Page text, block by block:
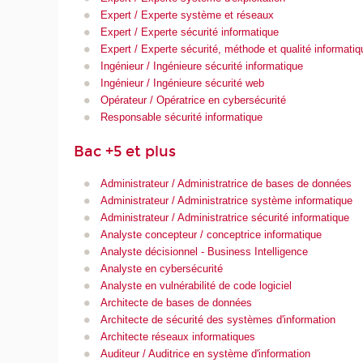
Expert / Experte système et réseaux
Expert / Experte sécurité informatique
Expert / Experte sécurité, méthode et qualité
Ingénieur / Ingénieure sécurité informatique
Ingénieur / Ingénieure sécurité web
Opérateur / Opératrice en cybersécurité
Responsable sécurité informatique
Bac +5 et plus
Administrateur / Administratrice de bases de données
Administrateur / Administratrice système informatique
Administrateur / Administratrice sécurité informatique
Analyste concepteur / conceptrice informatique
Analyste décisionnel - Business Intelligence
Analyste en cybersécurité
Analyste en vulnérabilité de code logiciel
Architecte de bases de données
Architecte de sécurité des systèmes d'information
Architecte réseaux informatiques
Auditeur / Auditrice en système d'information